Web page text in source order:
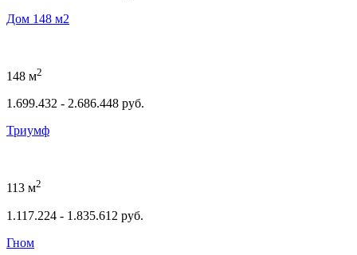
Дом 148 м2
148 м2
1.699.432 - 2.686.448 руб.
Триумф
113 м2
1.117.224 - 1.835.612 руб.
Гном